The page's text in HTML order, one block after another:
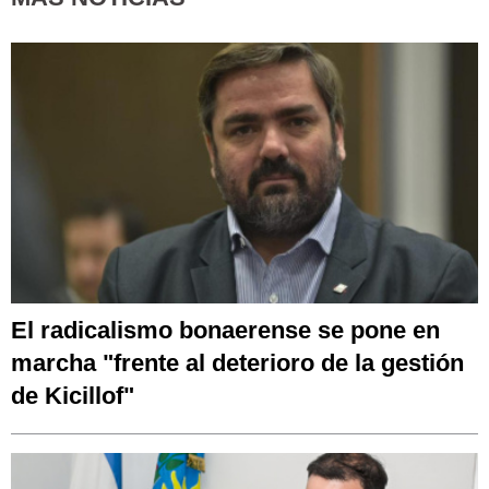
El radicalismo bonaerense se pone en
marcha "frente al deterioro de la gestión
de Kicillof"